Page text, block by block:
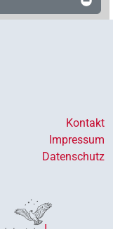
Kontakt
Impressum
Datenschutz